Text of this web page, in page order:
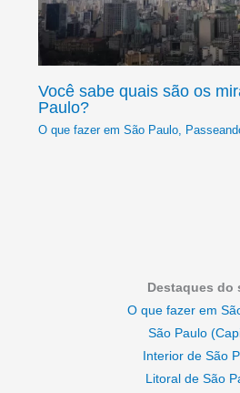
Você sabe quais são os
Paulo?
O que fazer em São Paulo,
Destaques do
O que fazer em
São Paulo
Interior de São
Litoral de São